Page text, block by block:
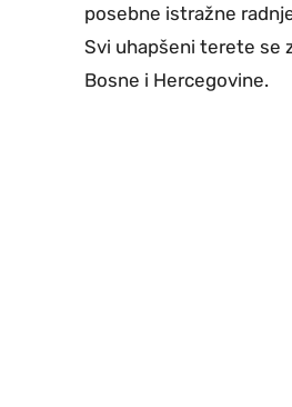
posebne istražne
Svi uhapšeni terete se
Bosne i Hercegovine.